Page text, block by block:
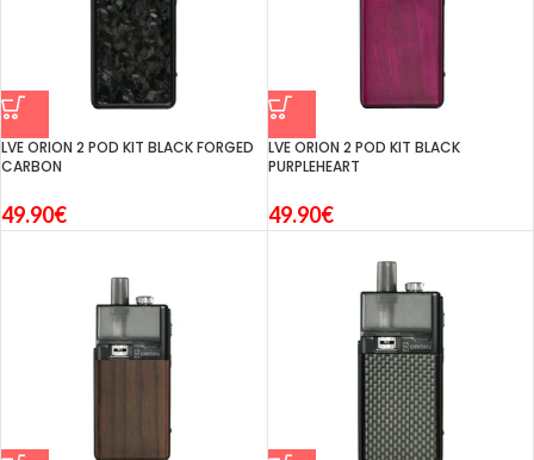
LVE ORION 2 POD KIT BLACK FORGED
CARBON
49.90€
LVE ORION 2 POD KIT BLACK
PURPLEHEART
49.90€